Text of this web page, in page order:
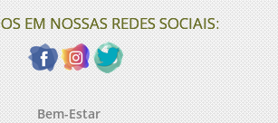
EM NOSSAS REDES SOCIAIS:
Bem-Estar